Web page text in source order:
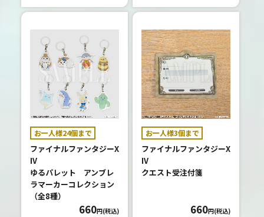
お一人様24個まで
ファイナルファンタジーX
IV
ゆるパレット アンブレ
ラマーカーコレクション
（全8種）
660円(税込)
お一人様3個まで
ファイナルファンタジーX
IV
クエスト受注付箋
660円(税込)